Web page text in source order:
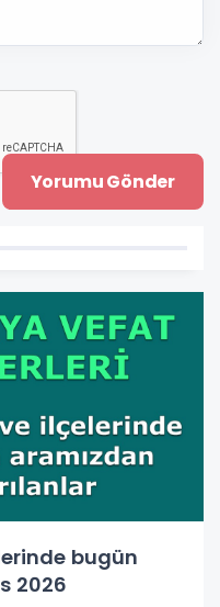
bugün
2026